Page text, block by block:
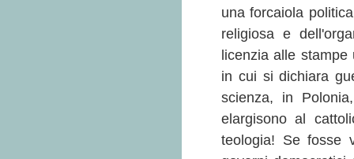
una forcaiola
religiosa e
licenzia alle
in cui si dichiara
scienza, in
elargisono al
teologia! Se fosse